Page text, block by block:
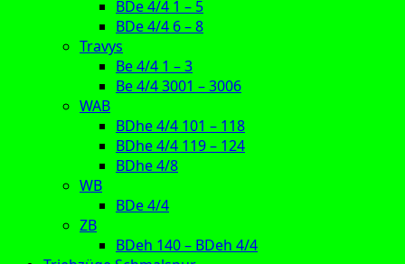
BDe 4/4 1 – 5
BDe 4/4 6 – 8
Travys
Be 4/4 1 – 3
Be 4/4 3001 – 3006
WAB
BDhe 4/4 101 – 118
BDhe 4/4 119 – 124
BDhe 4/8
WB
BDe 4/4
ZB
BDeh 140 – BDeh 4/4